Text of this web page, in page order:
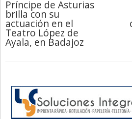
Príncipe de Asturias
brilla con su
actuación en el
Teatro López de
Ayala, en Badajoz